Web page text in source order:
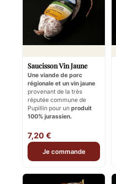
Saucisson Vin Jaune
Une viande de porc
régionale et un vin jaune
provenant de la très
réputée commune de
Pupillin pour un produit
100% jurassien.
7,20 €
Je commande